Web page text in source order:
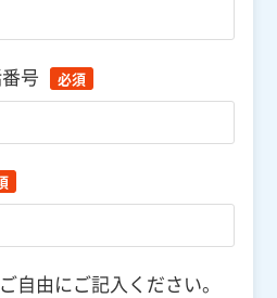
号 必須
自由にご記入ください。